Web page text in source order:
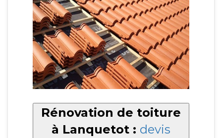
Rénovation de toiture
à Lanquetot : devis